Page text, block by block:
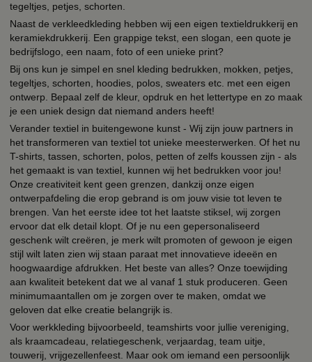
tegeltjes, petjes, schorten.
Naast de verkleedkleding hebben wij een eigen textieldrukkerij en
keramiekdrukkerij. Een grappige tekst, een slogan, een quote je
bedrijfslogo, een naam, foto of een unieke print?
Bij ons kun je simpel en snel kleding bedrukken, mokken, petjes,
tegeltjes, schorten, hoodies, polos, sweaters etc. met een eigen
ontwerp. Bepaal zelf de kleur, opdruk en het lettertype en zo maak
je een uniek design dat niemand anders heeft!
Verander textiel in buitengewone kunst - Wij zijn jouw partners in
het transformeren van textiel tot unieke meesterwerken. Of het nu
T-shirts, tassen, schorten, polos, petten of zelfs koussen zijn - als
het gemaakt is van textiel, kunnen wij het bedrukken voor jou!
Onze creativiteit kent geen grenzen, dankzij onze eigen
ontwerpafdeling die erop gebrand is om jouw visie tot leven te
brengen. Van het eerste idee tot het laatste stiksel, wij zorgen
ervoor dat elk detail klopt. Of je nu een gepersonaliseerd
geschenk wilt creëren, je merk wilt promoten of gewoon je eigen
stijl wilt laten zien wij staan paraat met innovatieve ideeën en
hoogwaardige afdrukken. Het beste van alles? Onze toewijding
aan kwaliteit betekent dat we al vanaf 1 stuk produceren. Geen
minimumaantallen om je zorgen over te maken, omdat we
geloven dat elke creatie belangrijk is.
Voor werkkleding bijvoorbeeld, teamshirts voor jullie vereniging,
als kraamcadeau, relatiegeschenk, verjaardag, team uitje,
touwerij, vrijgezellenfeest. Maar ook om iemand een persoonlijk